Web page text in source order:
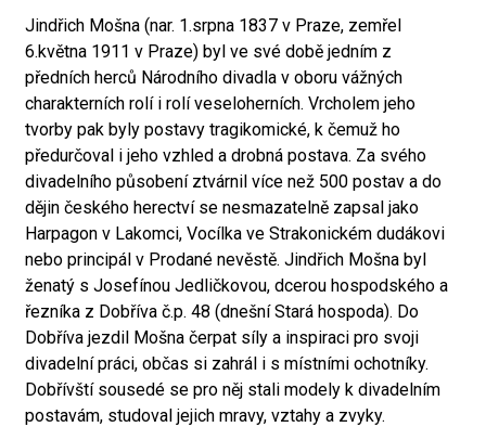
Jindřich Mošna (nar. 1.srpna 1837 v Praze, zemřel
6.května 1911 v Praze) byl ve své době jedním z
předních herců Národního divadla v oboru vážných
charakterních rolí i rolí veseloherních. Vrcholem jeho
tvorby pak byly postavy tragikomické, k čemuž ho
předurčoval i jeho vzhled a drobná postava. Za svého
divadelního působení ztvárnil více než 500 postav a do
dějin českého herectví se nesmazatelně zapsal jako
Harpagon v Lakomci, Vocílka ve Strakonickém dudákovi
nebo principál v Prodané nevěstě. Jindřich Mošna byl
ženatý s Josefínou Jedličkovou, dcerou hospodského a
řezníka z Dobříva č.p. 48 (dnešní Stará hospoda). Do
Dobříva jezdil Mošna čerpat síly a inspiraci pro svoji
divadelní práci, občas si zahrál i s místními ochotníky.
Dobřívští sousedé se pro něj stali modely k divadelním
postavám, studoval jejich mravy, vztahy a zvyky.